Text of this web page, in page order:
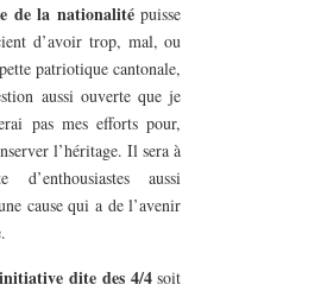
de la nationalitépuisse
d’avoir trop, mal, ou
patriotique cantonale,
aussi ouverte que je
pas mes efforts pour,
l’héritage. Il sera à
aussi
cause qui a de l’avenir
dite des 4/4soit